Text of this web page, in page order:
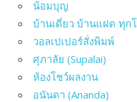
น้อมบุญ
บ้านเดี่ยว บ้านแฝด ทุก
วอลเปเปอร์สั่งพิมพ์
ศุภาลัย (Supalai)
ห้องโชว์ผลงาน
อนันดา (Ananda)